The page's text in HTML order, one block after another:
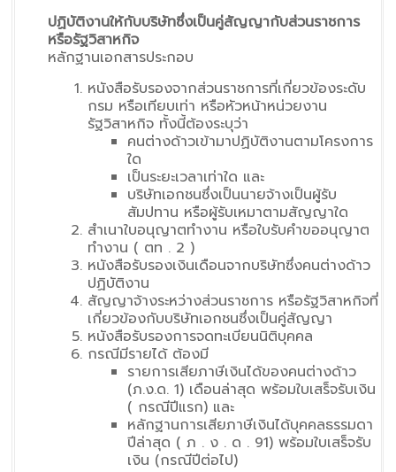
ปฏิบัติงานให้กับบริษัทซึ่งเป็นคู่สัญญากับส่วนราชการ
หรือรัฐวิสาหกิจ
หลักฐานเอกสารประกอบ
หนังสือรับรองจากส่วนราชการที่เกี่ยวข้องระดับ
กรม หรือเทียบเท่า หรือหัวหน้าหน่วยงาน
รัฐวิสาหกิจ ทั้งนี้ต้องระบุว่า
คนต่างด้าวเข้ามาปฏิบัติงานตามโครงการ
ใด
เป็นระยะเวลาเท่าใด และ
บริษัทเอกชนซึ่งเป็นนายจ้างเป็นผู้รับ
สัมปทาน หรือผู้รับเหมาตามสัญญาใด
สำเนาใบอนุญาตทำงาน หรือใบรับคำขออนุญาต
ทำงาน ( ตท . 2 )
หนังสือรับรองเงินเดือนจากบริษัทซึ่งคนต่างด้าว
ปฏิบัติงาน
สัญญาจ้างระหว่างส่วนราชการ หรือรัฐวิสาหกิจที่
เกี่ยวข้องกับบริษัทเอกชนซึ่งเป็นคู่สัญญา
หนังสือรับรองการจดทะเบียนนิติบุคคล
กรณีมีรายได้ ต้องมี
รายการเสียภาษีเงินได้ของคนต่างด้าว
(ภ.ง.ด. 1) เดือนล่าสุด พร้อมใบเสร็จรับเงิน
( กรณีปีแรก) และ
หลักฐานการเสียภาษีเงินได้บุคคลธรรมดา
ปีล่าสุด ( ภ . ง . ด . 91) พร้อมใบเสร็จรับ
เงิน (กรณีปีต่อไป)